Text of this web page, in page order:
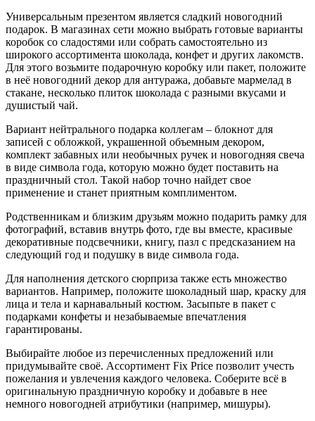
Универсальным презентом является сладкий новогодний
подарок. В магазинах сети можно выбрать готовые варианты
коробок со сладостями или собрать самостоятельно из
широкого ассортимента шоколада, конфет и других лакомств.
Для этого возьмите подарочную коробку или пакет, положите
в неё новогодний декор для антуража, добавьте мармелад в
стакане, несколько плиток шоколада с разными вкусами и
душистый чай.
Вариант нейтрального подарка коллегам – блокнот для
записей с обложкой, украшенной объемным декором,
комплект забавных или необычных ручек и новогодняя свеча
в виде символа года, которую можно будет поставить на
праздничный стол. Такой набор точно найдет свое
применение и станет приятным комплиментом.
Родственникам и близким друзьям можно подарить рамку для
фотографий, вставив внутрь фото, где вы вместе, красивые
декоративные подсвечники, книгу, пазл с предсказанием на
следующий год и подушку в виде символа года.
Для наполнения детского сюрприза также есть множество
вариантов. Например, положите шоколадный шар, краску для
лица и тела и карнавальный костюм. Засыпьте в пакет с
подарками конфеты и незабываемые впечатления
гарантированы.
Выбирайте любое из перечисленных предложений или
придумывайте своё. Ассортимент Fix Price позволит учесть
пожелания и увлечения каждого человека. Соберите всё в
оригинальную праздничную коробку и добавьте в нее
немного новогодней атрибутики (например, мишуры).